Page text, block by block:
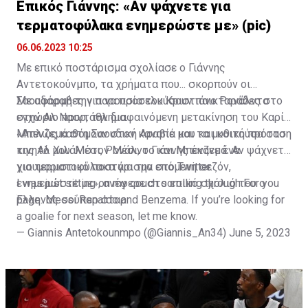
Επικός Γιάννης: «Αν ψάχνετε για
τερματοφύλακα ενημερώστε με» (pic)
06.06.2023 10:25
Με επικό ποστάρισμα σχολίασε ο Γιάννης
Αντετοκούνμπο, τα χρήματα που... σκορπούν οι
Σαουδάραβες για να προσελκύσουν παικταράδες στο
εγχώριο πρωτάθλημα.
Με αφορμή την παρουσία του Κριστιάνο Ρονάλντο
στην Αλ Νασρ, την διαφαινόμενη μετακίνηση του Καρίμ
Μπενζεμά στη Σαουδική Αραβία και τα μυθική πρόταση
της Αλ Χιλάλ στον Μέσι, ο Γιάννης έκανε ένα
χιουμοριστικό ποστάρισμα στο Twitter.
«Απλώς καθόμουν στον καναπέ μου και κοιτούσα στο
κινητό μου. Μέσι, Ρονάλντο και Μπενζεμά. Αν ψάχνετε
για τερματοφύλακα για την επόμενη σεζόν,
ενημερώστε με», ανέφερε στο επικό σχόλιό του ο
Έλληνας σούπερ σταρ.
I was just sitting on my couch scrolling through For you
page. Messi Ronaldo and Benzema. If you’re looking for
a goalie for next season, let me know.
— Giannis Antetokounmpo (@Giannis_An34) June 5, 2023